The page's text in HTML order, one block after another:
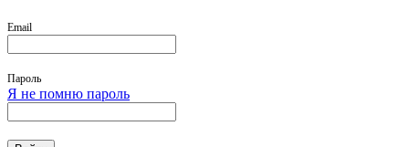
Email
Пароль
Я не помню пароль